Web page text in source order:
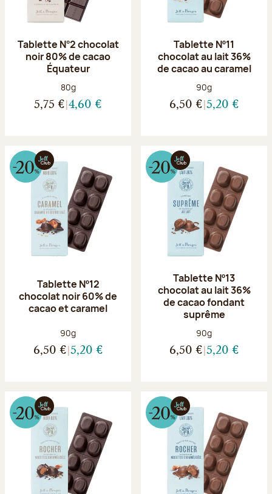
Tablette N°2 chocolat
noir 80% de cacao
Équateur
Poids net :
80g
5,75 € 4,60 €
Tablette Nº11
chocolat au lait 36%
de cacao au caramel
Poids net :
90g
6,50 € 5,20 €
Tablette Nº12
chocolat noir 60% de
cacao et caramel
Poids net :
90g
6,50 € 5,20 €
Tablette Nº13
chocolat au lait 36%
de cacao fondant
suprême
Poids net :
90g
6,50 € 5,20 €